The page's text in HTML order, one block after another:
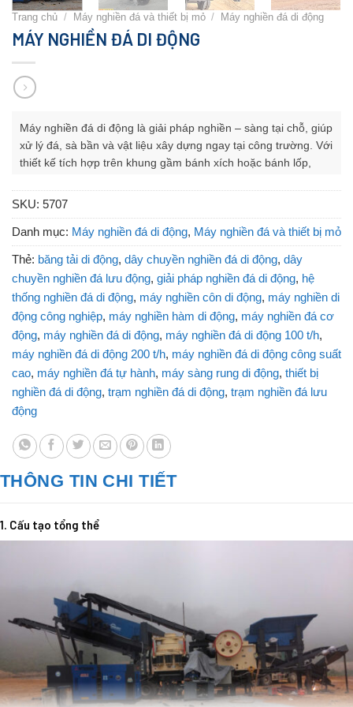
Trang chủ / Máy nghiền đá và thiết bị mỏ / Máy nghiền đá di động
MÁY NGHIỀN ĐÁ DI ĐỘNG
Máy nghiền đá di động là giải pháp nghiền – sàng tại chỗ , giúp
xử lý đá, sà bần và vật liệu xây dựng ngay tại công trường. Với
thiết kế tích hợp trên khung gầm bánh xích hoặc bánh lốp
công.
SKU: 5707
Danh mục: Máy nghiền đá di động, Máy nghiền đá và thiết bị mỏ
Thẻ: băng tải di động, dây chuyền nghiền đá di động, dây
chuyền nghiền đá lưu động, giải pháp nghiền đá di động, hệ
thống nghiền đá di động, máy nghiền côn di động, máy nghiền di
động công nghiệp, máy nghiền hàm di động, máy nghiền đá cơ
động, máy nghiền đá di động, máy nghiền đá di động 100 t/h,
máy nghiền đá di động 200 t/h, máy nghiền đá di động công suất
cao, máy nghiền đá tự hành, máy sàng rung di động, thiết bị
nghiền đá di động, trạm nghiền đá di động, trạm nghiền đá lưu
động
THÔNG TIN CHI TIẾT
1. Cấu tạo tổng thể